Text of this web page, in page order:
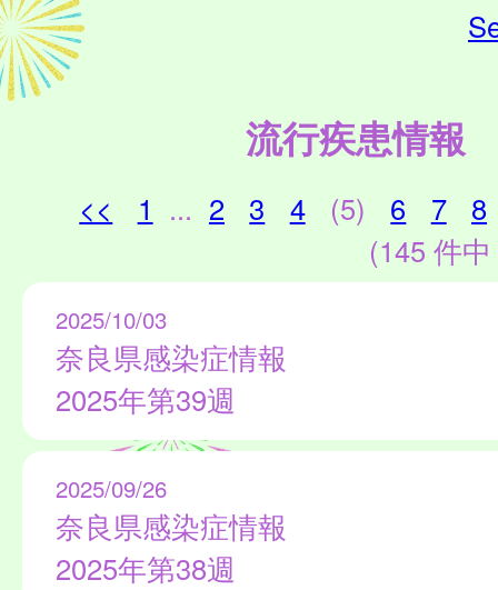
流行疾患情報
<< 1 ... 2 3 4 (5) 6 7
8
(145 件
2025/10/03
奈良県感染症情報
2025年第39週
2025/09/26
奈良県感染症情報
2025年第38週